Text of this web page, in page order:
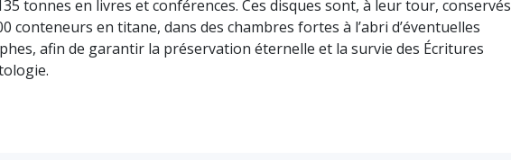
tonnes en livres et conférences. Ces disques sont, à leur tour, conservés
conteneurs en titane, dans des chambres fortes à l’abri d’éventuelles
afin de garantir la préservation éternelle et la survie des Écritures